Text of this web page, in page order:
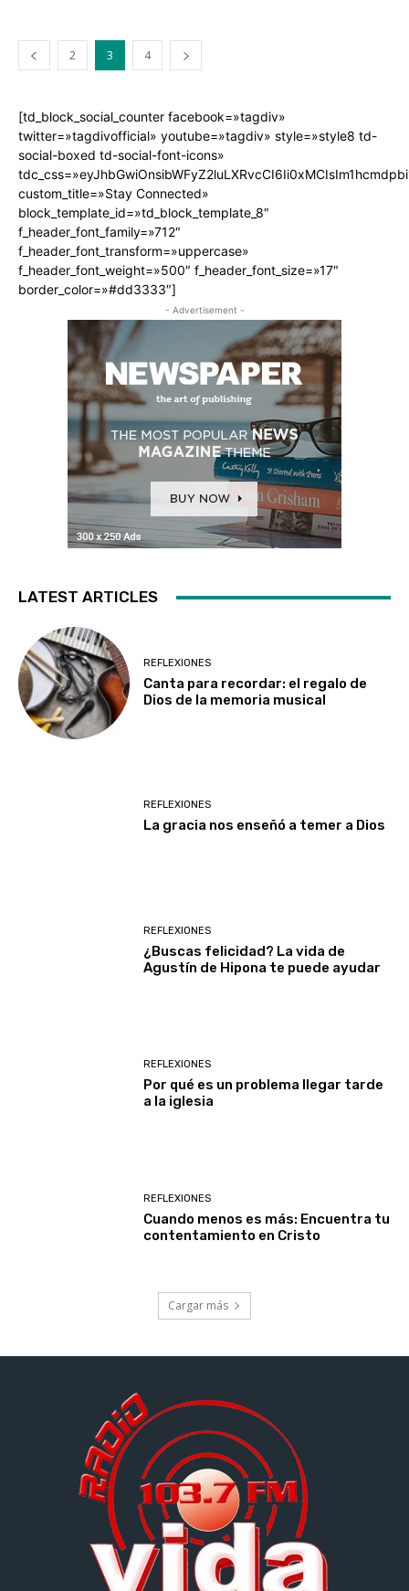
2 3 4
[td_block_social_counter facebook=»tagdiv»
twitter=»tagdivofficial» youtube=»tagdiv» style=»style8 td-
social-boxed td-social-font-icons»
custom_title=»Stay Connected»
block_template_id=»td_block_template_8″
f_header_font_family=»712″
f_header_font_transform=»uppercase»
f_header_font_weight=»500″ f_header_font_size=»17″
border_color=»#dd3333″]
- Advertisement -
LATEST ARTICLES
REFLEXIONES
Canta para recordar: el regalo de
Dios de la memoria musical
REFLEXIONES
La gracia nos enseñó a temer a Dios
REFLEXIONES
¿Buscas felicidad? La vida de
Agustín de Hipona te puede ayudar
REFLEXIONES
Por qué es un problema llegar tarde
a la iglesia
REFLEXIONES
Cuando menos es más: Encuentra tu
contentamiento en Cristo
Cargar más